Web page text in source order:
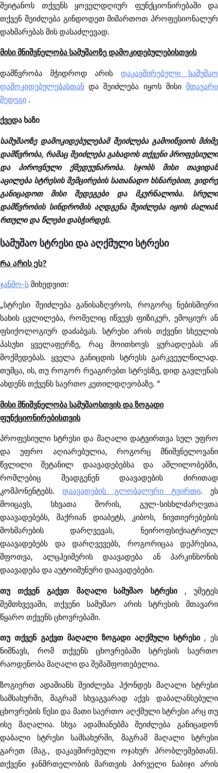
შეიტანოს თქვენს ყოველდღიურ ფუნქციონირებაში და
თქვენ შეიძლება გინდოდეთ მიმართოთ პროფესიონალურ
დახმარებას მის დასაძლევად.
მისი მნიშვნელობა სამუშაოზე დამოკიდებულებისთვის
დამწვრობა მჭიდროდ არის დაკავშირებული სამუშაო
დამოკიდებულებასთან და შეიძლება იყოს მისი მთავარი
შედეგი .
ქვედა ხაზი
სამუშაოზე დამოკიდებულებამ შეიძლება გამოიწვიოს მძიმე
დამწვრობა, რამაც შეიძლება გახადოს თქვენი პროფესიული
და პიროვნული ქმედუუნარობა. სჯობს მისი თავიდან
აცილება სტრესის შემცირების სათანადო ხსნარებით, ვიდრე
განიცადოთ მისი შედეგები და მკურნალობა. სრული
დამწვრობის სინდრომის აღდგენა შეიძლება იყოს ძალიან
რთული და წლები დასჭირდეს.
სამუშაო სტრესი და აღქმული სტრესი
Რა არის ეს?
ჯანმო-ს მიხედვით:
„სტრესი შეიძლება განისაზღვროს, როგორც ნებისმიერი
სახის ცვლილება, რომელიც იწვევს ფიზიკურ, ემოციურ ან
ფსიქოლოგიურ დაძაბვას. სტრესი არის თქვენი სხეულის
პასუხი ყველაფერზე, რაც მოითხოვს ყურადღებას ან
მოქმედებას. ყველა განიცდის სტრესს გარკვეულწილად.
თუმცა, ის, თუ როგორ რეაგირებთ სტრესზე, დიდ გავლენას
ახდენს თქვენს საერთო კეთილდღეობაზე. ”
მისი მნიშვნელობა სამუშაოსთვის და ზოგადი
ფუნქციონირებისთვის
პროფესიული სტრესი და მაღალი დატვირთვა სულ უფრო
და უფრო აღიარებულია, როგორც მნიშვნელოვანი
წვლილი შეტანილ დაავადებებსა და აშლილობებში,
რომლებიც შეადგენენ დაავადების ძირითად
კომპონენტებს.დაავადების გლობალური ტვირთი. ეს
მოიცავს, სხვათა შორის, გულ-სისხლძარღვთა
დაავადებებს, შაქრიან დიაბეტს, კიბოს, ნივთიერებების
მოხმარების დარღვევას, ნეიროფსიქიატრიულ
დაავადებებს და დარღვევებს, როგორიცაა დეპრესია,
შფოთვა, ალცჰეიმერის დაავადება ან პარკინსონის
დაავადება და აუტოიმუნური დაავადებები.
თუ თქვენ გაქვთ მაღალი სამუშაო სტრესი, უმეტეს
შემთხვევაში, თქვენი სამუშაო არის სტრესის მთავარი
წყარო თქვენს ცხოვრებაში.
თუ თქვენ გაქვთ მაღალი ზოგადი აღქმული სტრესი, ეს
ნიშნავს, რომ თქვენს ცხოვრებაში სტრესის საერთო
რაოდენობა მაღალი და შემაშფოთებელია.
ზოგიერთ ადამიანს შეიძლება ჰქონდეს მაღალი სტრესი
სამსახურში, მაგრამ სხვაგვარად აქვს დაბალანსებული
ცხოვრების წესი და მათი საერთო აღქმული სტრესი არც თუ
ისე მაღალია. სხვა ადამიანებმა შეიძლება განიცადონ
დაბალი სტრესი სამსახურში, მაგრამ მაღალი სტრესი
გარეთ (მაგ., დაკავშირებული ოჯახურ პრობლემებთან).
თქვენი ჯანმრთელობის მართვის პირველი ნაბიჯი არის